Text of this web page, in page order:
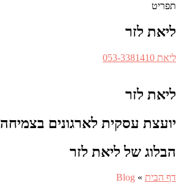
תפריט
ליאת לזר
מספר
ליאת 053-3381410​
ליאת לזר
יועצת עסקית לארגונים בצמיחה
הבלוג של ליאת לזר
דף הבית »
Blog